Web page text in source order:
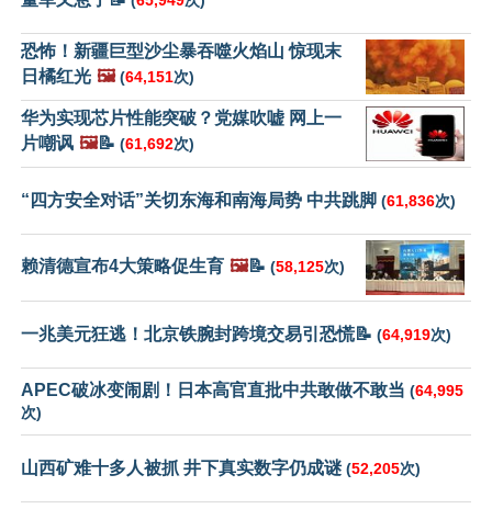
恐怖！新疆巨型沙尘暴吞噬火焰山 惊现末
日橘红光 🖼️ (64,151次)
华为实现芯片性能突破？党媒吹嘘 网上一
片嘲讽 🖼️📝 (61,692次)
“四方安全对话”关切东海和南海局势 中共跳脚 (61,836次)
赖清德宣布4大策略促生育 🖼️📝 (58,125次)
一兆美元狂逃！北京铁腕封跨境交易引恐慌📝 (64,919次)
APEC破冰变闹剧！日本高官直批中共敢做不敢当 (64,995
次)
山西矿难十多人被抓 井下真实数字仍成谜(52,205次)